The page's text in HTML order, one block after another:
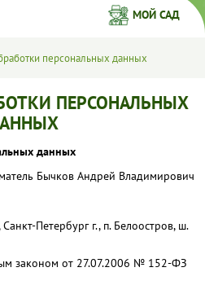
РЕШЕНИЯ
МОЙ САД
персональных данных
ПЕРСОНАЛЬНЫХ
данных
Бычков Андрей Владимирович
Петербург г., п. Белоостров, ш.
законом от 27.07.2006 № 152-ФЗ